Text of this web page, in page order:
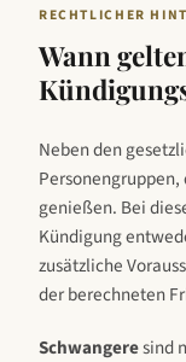
RECHTLICHER
Wann
Neben den
genießen. Bei
Kündigung
zusätzliche
der berechneten
Schwangeresind